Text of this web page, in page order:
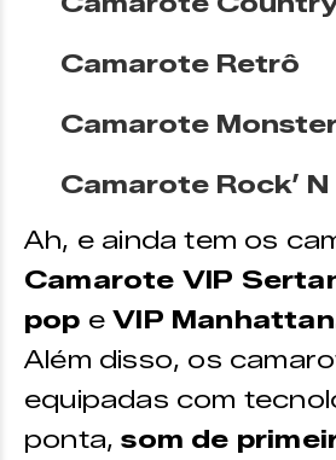
Camarote Retrô
Camarote
Camarote Rock’ N
Ah, e ainda tem os
Camarote VIP
pop eVIP
Além disso, os
equipadas com
ponta, som de